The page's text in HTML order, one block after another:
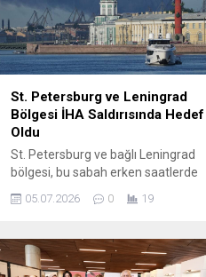
St. Petersburg ve Leningrad
Bölgesi İHA Saldırısında Hedef
Oldu
St. Petersburg ve bağlı Leningrad
bölgesi, bu sabah erken saatlerde
insansız hava araçlarının hedefi
süren operasyonlarda bir petrol
terminali ile önemli liman
05.07.2026 0 19